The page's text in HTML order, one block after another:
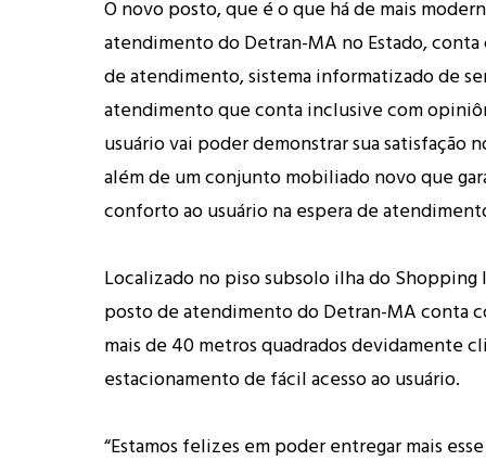
O novo posto, que é o que há de mais
atendimento do Detran-MA no Estado, conta
de atendimento, sistema informatizado de
atendimento que conta inclusive com
usuário vai poder demonstrar sua satisfação
além de um conjunto mobiliado novo que
conforto ao usuário na espera de
Localizado no piso subsolo ilha do Shopping
posto de atendimento do Detran-MA conta
mais de 40 metros quadrados devidamente
estacionamento de fácil acesso ao usuário.
“Estamos felizes em poder entregar mais